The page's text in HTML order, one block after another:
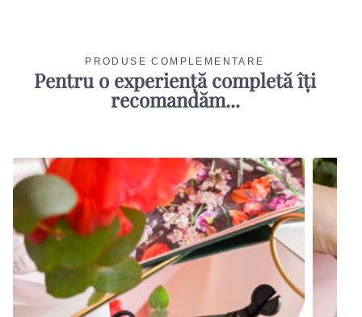
PRODUSE COMPLEMENTARE
Pentru o experiență completă îți
recomandăm...